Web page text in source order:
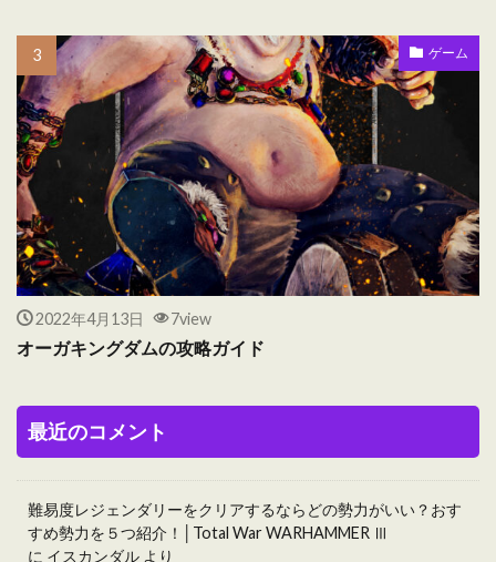
ゲーム
2022年4月13日 7view
オーガキングダムの攻略ガイド
最近のコメント
難易度レジェンダリーをクリアするならどの勢力がいい？おす
すめ勢力を５つ紹介！│Total War WARHAMMER Ⅲ
に イスカンダル より